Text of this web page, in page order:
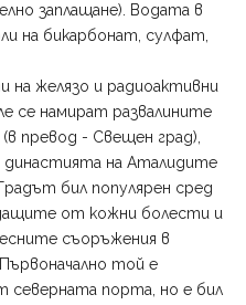
заплащане). Водата в
на бикарбонат, сулфат,
на желязо и радиоактивни
се намират развалините
превод - Свещен град),
династията на Аталидите
бил популярен сред
от кожни болести и
съоръжения в
той е
северната порта, но е бил